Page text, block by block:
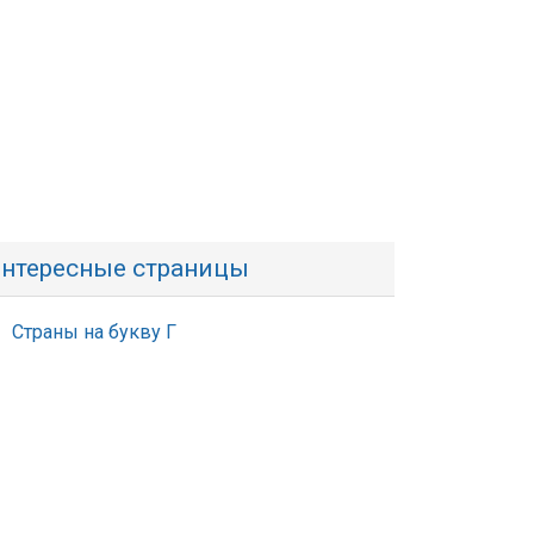
страницы
Страны на букву Г